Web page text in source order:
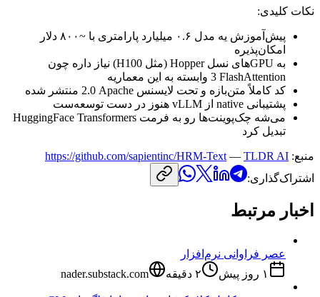
نکات کلیدی:
پیش‌آموزش یه مدل ۰.۶ میلیارد پارامتری با ~۸۰۰
دلار
امکان‌پذیره
به GPU‌های نسل Hopper (مثل H100
) نیاز داره چون
FlashAttention
3 وابسته به این معماریه
کد کاملاً متن‌بازه و تحت لایسنس Apache
2.0 منتشر شده
پشتیبانی native از vLLM هنوز در دست توسعه‌ست
می‌شه چک‌پوینت‌ها رو به فرمت HuggingFace Transformers
تبدیل کرد
منبع: TLDR AI
—
https://github.com/sapientinc/HRM-Text
اشتراک‌گذاری:
اخبار مرتبط
عصر فراوانی نرم‌افزار
۱ روز پیش
۲ دقیقه nader.substack.com